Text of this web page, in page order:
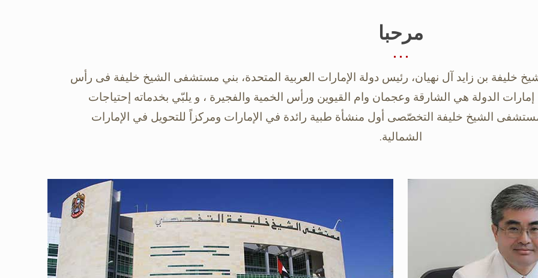
مرحبا
خليفة بن زايد آل نهيان، رئيس دولة ‏الإمارات العربية المتحدة، بني مستشفى الشيخ خليفة فى رأس
الدولة هي الشارقة وعجمان وام القيوين ورأس الخمية ‏والفجيرة ، و يلبّي بخدماته إحتياجات
‏الشيخ خليفة التخصّصى أول منشأة طبية رائدة في الإمارات ومركزاً للتحويل في ‏الإمارات
الشمالية.‏